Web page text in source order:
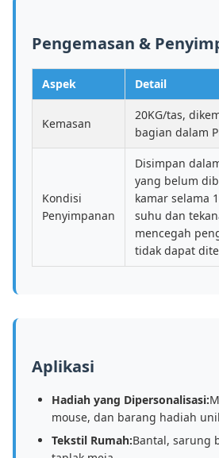
Pengemasan &
Aspek Detail
Kemasan
20KG/tas,
bagian dalam
Kondisi
Penyimpanan
Disimpan
yang belum
kamar selama
suhu dan
mencegah
tidak dapat
Aplikasi
Hadiah yang Dipersonalisasi:
mouse, dan barang hadiah
Tekstil Rumah:Bantal, sarung